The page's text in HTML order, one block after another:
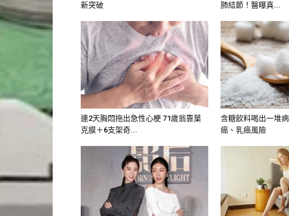
50歲的人是高風險群。
新突破
肺結節！醫曝真...
連2天胸悶拖出急性心梗 71歲翁靠葉
克膜＋6支架奇...
含糖飲料喝出一堆
癌、乳癌風險